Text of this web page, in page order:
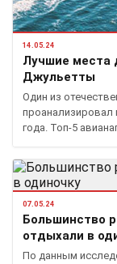
14.05.24
Лучшие места
Джульетты
Один из
проанализировал
года. Топ-5
07.05.24
Большинство
отдыхали в
По данным